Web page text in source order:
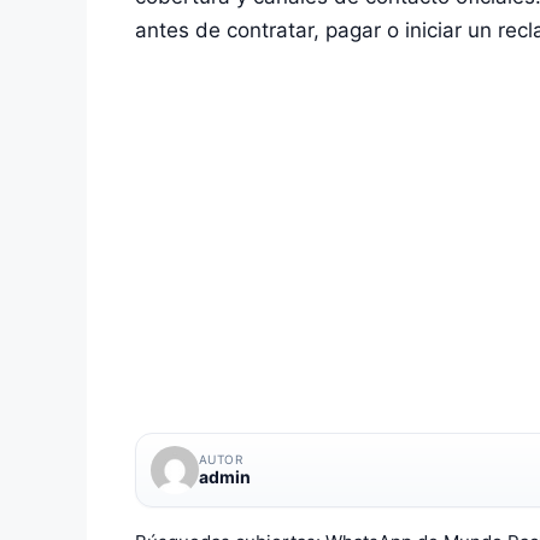
antes de contratar, pagar o iniciar un
AUTOR
admin